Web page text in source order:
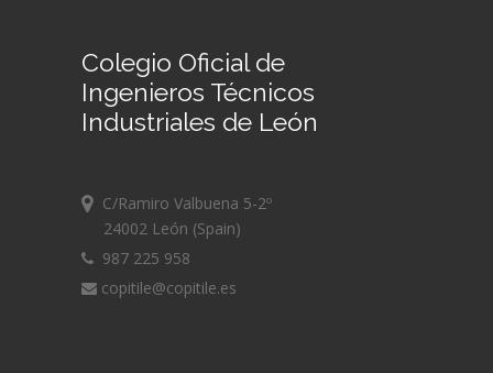
Colegio Oficial de
Ingenieros Técnicos
Industriales de León
C/Ramiro Valbuena 5-2º
24002 León (Spain)
987 225 958
copitile@copitile.es